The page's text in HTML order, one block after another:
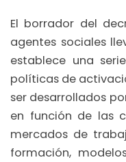
El borrador del
agentes sociales
establece una
políticas de
ser desarrollados
en función de las
mercados de
formación,